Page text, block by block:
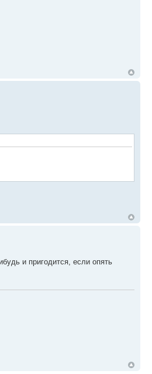
и пригодится, если опять